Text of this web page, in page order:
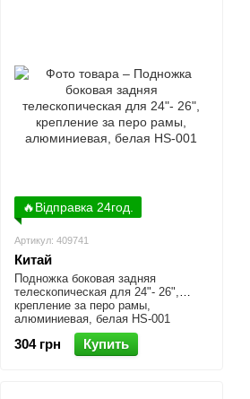
🔥Відправка 24год.
Артикул: 409741
Китай
Подножка боковая задняя
телескопическая для 24"- 26",
крепление за перо рамы,
алюминиевая, белая HS-001
304 грн Купить